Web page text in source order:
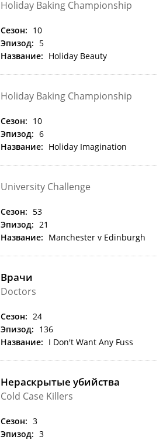
Holiday Baking Championship
Сезон: 10
Эпизод: 5
Название: Holiday Beauty
Holiday Baking Championship
Сезон: 10
Эпизод: 6
Название: Holiday Imagination
University Challenge
Сезон: 53
Эпизод: 21
Название: Manchester v Edinburgh
Врачи
Doctors
Сезон: 24
Эпизод: 136
Название: I Don't Want Any Fuss
Нераскрытые убийства
Cold Case Killers
Сезон: 3
Эпизод: 3